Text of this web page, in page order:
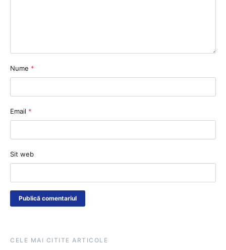
Nume *
Email *
Sit web
CELE MAI CITITE ARTICOLE